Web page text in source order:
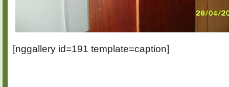
[nggallery id=191 template=caption]